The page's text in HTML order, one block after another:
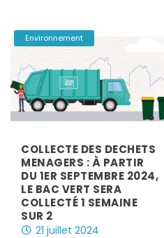
COLLECTE DES DECHETS
MENAGERS : À PARTIR
DU 1ER SEPTEMBRE 2024,
LE BAC VERT SERA
COLLECTÉ 1 SEMAINE
SUR 2
21 juillet 2024
Environnement